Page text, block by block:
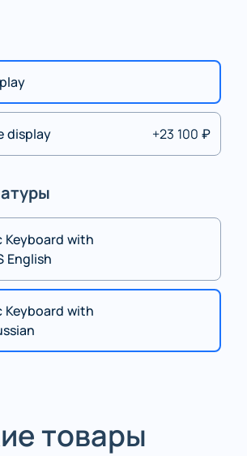
display +23 100 ₽
Keyboard with
English
Keyboard with
товары